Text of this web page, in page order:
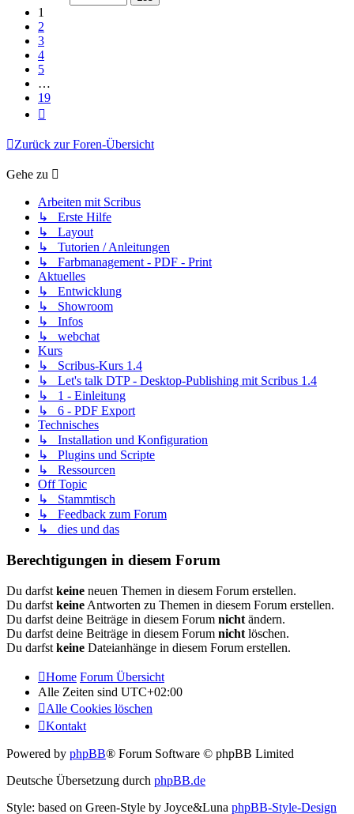
1
2
3
4
5
…
19
Zurück zur Foren-Übersicht
Gehe zu
Arbeiten mit Scribus
↳ Erste Hilfe
↳ Layout
↳ Tutorien / Anleitungen
↳ Farbmanagement - PDF - Print
Aktuelles
↳ Entwicklung
↳ Showroom
↳ Infos
↳ webchat
Kurs
↳ Scribus-Kurs 1.4
↳ Let's talk DTP - Desktop-Publishing mit Scribus 1.4
↳ 1 - Einleitung
↳ 6 - PDF Export
Technisches
↳ Installation und Konfiguration
↳ Plugins und Scripte
↳ Ressourcen
Off Topic
↳ Stammtisch
↳ Feedback zum Forum
↳ dies und das
Berechtigungen in diesem Forum
Du darfst keine neuen Themen in diesem Forum erstellen.
Du darfst keine Antworten zu Themen in diesem Forum erstellen.
Du darfst deine Beiträge in diesem Forum nicht ändern.
Du darfst deine Beiträge in diesem Forum nicht löschen.
Du darfst keine Dateianhänge in diesem Forum erstellen.
Home Forum Übersicht
Alle Zeiten sind UTC+02:00
Alle Cookies löschen
Kontakt
Powered by phpBB® Forum Software © phpBB Limited
Deutsche Übersetzung durch phpBB.de
Style: based on Green-Style by Joyce&Luna phpBB-Style-Design